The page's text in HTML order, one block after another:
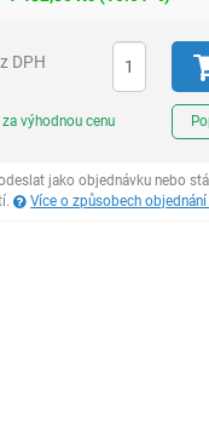
DPH
výhodnou cenu
jako objednávku nebo
Více o způsobech objednání